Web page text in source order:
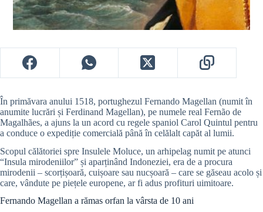
În primăvara anului 1518, portughezul Fernando Magellan (numit în
anumite lucrări și Ferdinand Magellan), pe numele real Fernão de
Magalhães, a ajuns la un acord cu regele spaniol Carol Quintul pentru
a conduce o expediție comercială până în celălalt capăt al lumii.
Scopul călătoriei spre Insulele Moluce, un arhipelag numit pe atunci
“Insula mirodeniilor” și aparținând Indoneziei, era de a procura
mirodenii – scorțișoară, cuișoare sau nucșoară – care se găseau acolo și
care, vândute pe piețele europene, ar fi adus profituri uimitoare.
Fernando Magellan a rămas orfan la vârsta de 10 ani